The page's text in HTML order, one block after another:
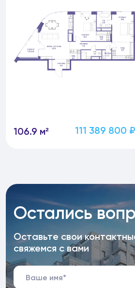
106.9 м² 111 389 800 ₽
Остались
Оставьте свои
свяжемся с вами